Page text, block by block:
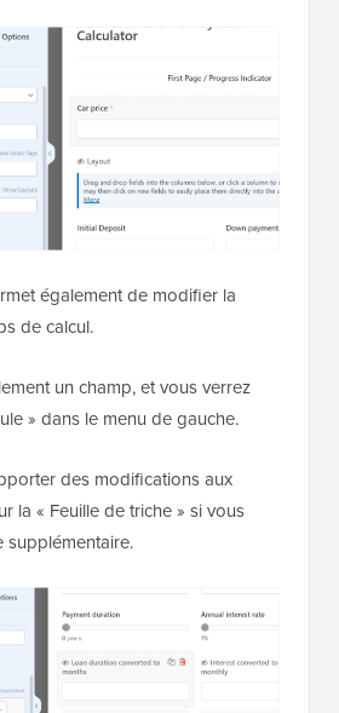
également de modifier la
de calcul.
un champ, et vous verrez
» dans le menu de gauche.
des modifications aux
la « Feuille de triche » si vous